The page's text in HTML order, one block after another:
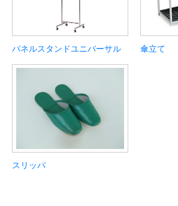
パネルスタンドユニバーサル 傘立て
スリッパ